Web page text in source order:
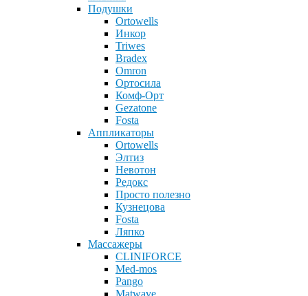
Подушки
Ortowells
Инкор
Triwes
Bradex
Omron
Ортосила
Комф-Орт
Gezatone
Fosta
Аппликаторы
Ortowells
Элтиз
Невотон
Редокс
Просто полезно
Кузнецова
Fosta
Ляпко
Массажеры
CLINIFORCE
Med-mos
Pango
Matwave